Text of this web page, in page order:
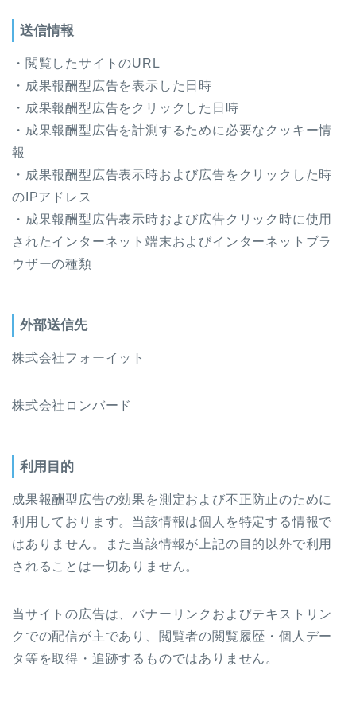
送信情報
・閲覧したサイトのURL
・成果報酬型広告を表示した日時
・成果報酬型広告をクリックした日時
・成果報酬型広告を計測するために必要なクッキー情
報
・成果報酬型広告表示時および広告をクリックした時
のIPアドレス
・成果報酬型広告表示時および広告クリック時に使用
されたインターネット端末およびインターネットブラ
ウザーの種類
外部送信先
株式会社フォーイット
株式会社ロンバード
利用目的
成果報酬型広告の効果を測定および不正防止のために
利用しております。当該情報は個人を特定する情報で
はありません。また当該情報が上記の目的以外で利用
されることは一切ありません。
当サイトの広告は、バナーリンクおよびテキストリン
クでの配信が主であり、閲覧者の閲覧履歴・個人デー
タ等を取得・追跡するものではありません。